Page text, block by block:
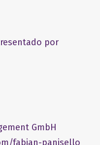
por
GmbH​
fabian-panisello